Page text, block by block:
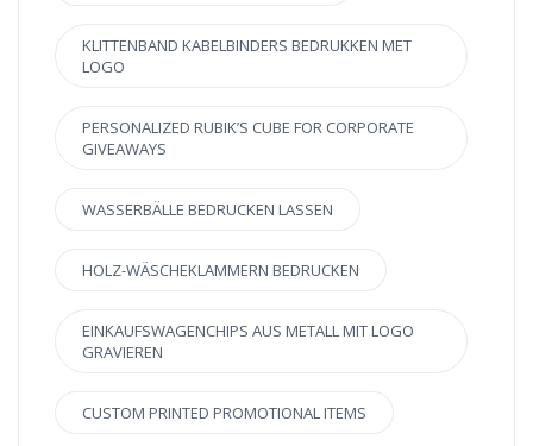
KLITTENBAND KABELBINDERS BEDRUKKEN MET
LOGO
PERSONALIZED RUBIK’S CUBE FOR CORPORATE
GIVEAWAYS
WASSERBÄLLE BEDRUCKEN LASSEN
HOLZ-WÄSCHEKLAMMERN BEDRUCKEN
EINKAUFSWAGENCHIPS AUS METALL MIT LOGO
GRAVIEREN
CUSTOM PRINTED PROMOTIONAL ITEMS